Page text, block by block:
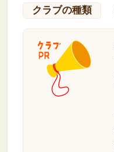
クラブの種類